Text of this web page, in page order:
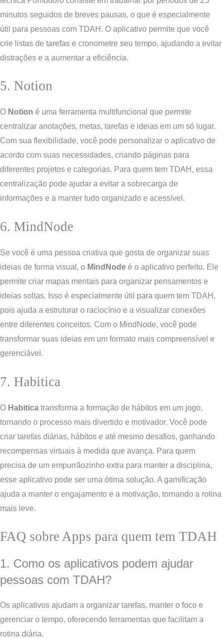
minutos seguidos de breves pausas, o que é especialmente
útil para pessoas com TDAH. O aplicativo permite que você
crie listas de tarefas e cronometre seu tempo, ajudando a evitar
distrações e a aumentar a eficiência.
5. Notion
O Notion é uma ferramenta multifuncional que permite
centralizar anotações, metas, tarefas e ideias em um só lugar.
Com sua flexibilidade, você pode personalizar o aplicativo de
acordo com suas necessidades, criando páginas para
diferentes projetos e categorias. Para quem tem TDAH, essa
centralização pode ajudar a evitar a sobrecarga de
informações e a manter tudo organizado e acessível.
6. MindNode
Se você é uma pessoa criativa que gosta de organizar suas
ideias de forma visual, o MindNode é o aplicativo perfeito. Ele
permite criar mapas mentais para organizar pensamentos e
ideias soltas. Isso é especialmente útil para quem tem TDAH,
pois ajuda a estruturar o raciocínio e a visualizar conexões
entre diferentes conceitos. Com o MindNode, você pode
transformar suas ideias em um formato mais compreensível e
gerenciável.
7. Habitica
O Habitica transforma a formação de hábitos em um jogo,
tornando o processo mais divertido e motivador. Você pode
criar tarefas diárias, hábitos e até mesmo desafios, ganhando
recompensas virtuais à medida que avança. Para quem
precisa de um empurrãozinho extra para manter a disciplina,
esse aplicativo pode ser uma ótima solução. A gamificação
ajuda a manter o engajamento e a motivação, tornando a rotina
mais leve.
FAQ sobre Apps para quem tem TDAH
1. Como os aplicativos podem ajudar
pessoas com TDAH?
Os aplicativos ajudam a organizar tarefas, manter o foco e
gerenciar o tempo, oferecendo ferramentas que facilitam a
rotina diária.